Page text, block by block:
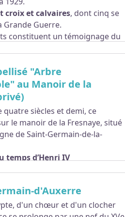
croix et calvaires, dont cinq se
Grande Guerre.
constituent un témoignage du
tranchées hanta les esprits.
avec solennité, les calvaire
et honoré les morts au
"Arbre
au Manoir de la
quatre siècles et demi, ce
le manoir de la Fresnaye, situé
de Saint-Germain-de-la-
temps d’Henri IV
plus imposant de France avec
les âges en restant un pilier de
d'Auxerre
d'un chœur et d'un clocher